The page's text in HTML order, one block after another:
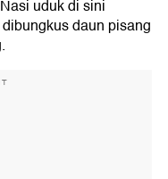
uduk di sini
daun pisang